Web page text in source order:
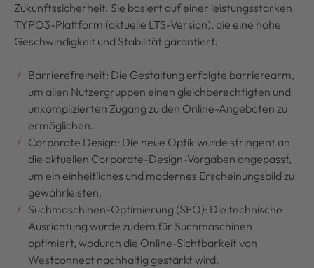
Zukunftssicherheit. Sie basiert auf einer leistungsstarken
TYPO3-Plattform (aktuelle LTS-Version), die eine hohe
Geschwindigkeit und Stabilität garantiert.
Barrierefreiheit: Die Gestaltung erfolgte barrierearm,
um allen Nutzergruppen einen gleichberechtigten und
unkomplizierten Zugang zu den Online-Angeboten zu
ermöglichen.
Corporate Design: Die neue Optik wurde stringent an
die aktuellen Corporate-Design-Vorgaben angepasst,
um ein einheitliches und modernes Erscheinungsbild zu
gewährleisten.
Suchmaschinen-Optimierung (SEO): Die technische
Ausrichtung wurde zudem für Suchmaschinen
optimiert, wodurch die Online-Sichtbarkeit von
Westconnect nachhaltig gestärkt wird.